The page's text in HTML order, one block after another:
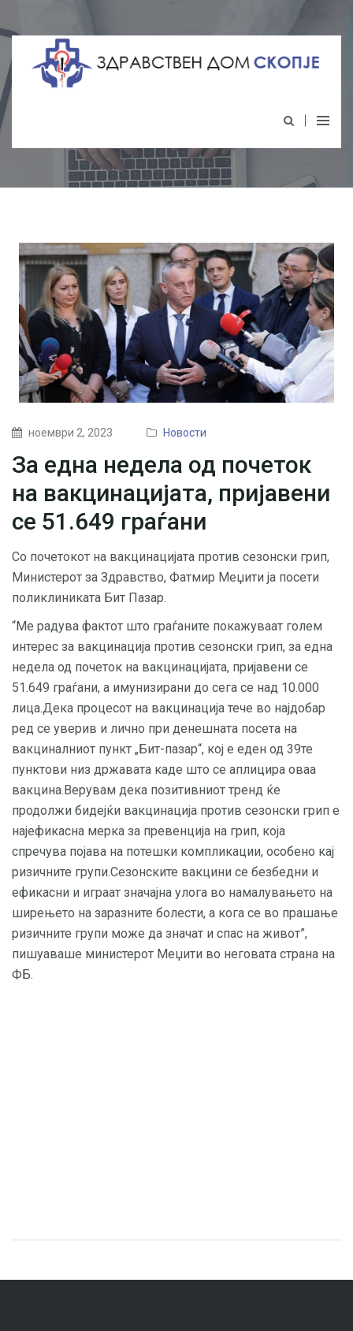
ноември 2, 2023 Новости
За една недела од почеток
на вакцинацијата, пријавени
се 51.649 граѓани
Со почетокот на вакцинацијата против сезонски грип,
Министерот за Здравство, Фатмир Меџити ја посети
поликлиниката Бит Пазар.
“Ме радува фактот што граѓаните покажуваат голем
интерес за вакцинација против сезонски грип, за една
недела од почеток на вакцинацијата, пријавени се
51.649 граѓани, а имунизирани до сега се над 10.000
лица.Дека процесот на вакцинација тече во најдобар
ред се уверив и лично при денешната посета на
вакциналниот пункт „Бит-пазар“, кој е еден од 39те
пунктови низ државата каде што се аплицира оваа
вакцина.Верувам дека позитивниот тренд ќе
продолжи бидејќи вакцинација против сезонски грип е
најефикасна мерка за превенција на грип, која
спречува појава на потешки компликации, особено кај
ризичните групи.Сезонските вакцини се безбедни и
ефикасни и играат значајна улога во намалувањето на
ширењето на заразните болести, а кога се во прашање
ризичните групи може да значат и спас на живот”,
пишуаваше министерот Меџити во неговата страна на
ФБ.